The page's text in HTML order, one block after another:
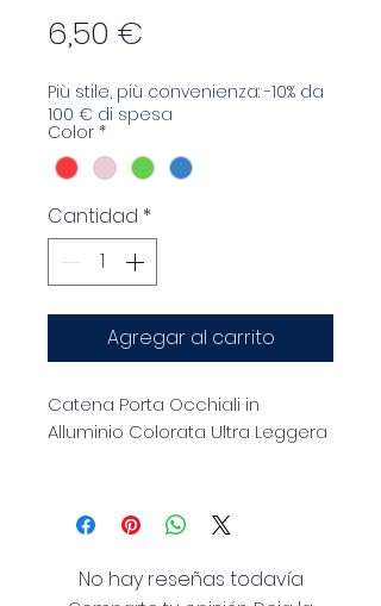
6,50 €
Più stile, più convenienza: -10% da
100 € di spesa
Color *
Cantidad *
Agregar al carrito
Catena Porta Occhiali in
Alluminio Colorata Ultra Leggera
occhiali con
Color Chain
catena porta occhiali dal
design moderno e minimal.
Realizzata in
alluminio colorato
No hay reseñas todavía